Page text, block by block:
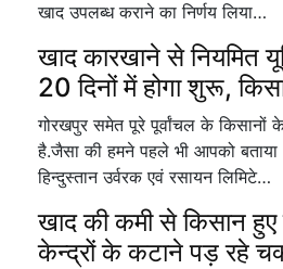
खाद उपलब्ध कराने का निर्णय लिया…
खाद कारखाने से नियमित
20 दिनों में होगा शुरू,
गोरखपुर समेत पूरे पूर्वांचल के किसानों
है.जैसा की हमने पहले भी आपको बताया
हिन्दुस्तान उर्वरक एवं रसायन लिमिटे…
खाद की कमी से किसान हुए
केन्द्रों के कटाने पड़ रहे